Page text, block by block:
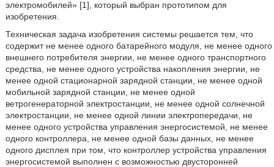
электромобилей» [1], который выбран прототипом для
изобретения.
Техническая задача изобретения системы решается тем, что
содержит не менее одного батарейного модуля, не менее одного
внешнего потребителя энергии, не менее одного транспортного
средства, не менее одного устройства накопления энергии, не
менее одной стационарной зарядной станции, не менее одной
мобильной зарядной станции, не менее одной
ветрогенераторной электростанции, не менее одной солнечной
электростанции, не менее одной линии электропередачи, не
менее одного устройства управления энергосистемой, не менее
одного контроллера, не менее одной базы данных, не менее
одного дисплея при том, что контроллер устройства управления
энергосистемой выполнен с возможностью двусторонней